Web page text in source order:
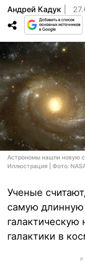
Андрей Кадук
Астрономы нашли новую
Иллюстрация | Фото:
Ученые
самую
галактическую
галактики в